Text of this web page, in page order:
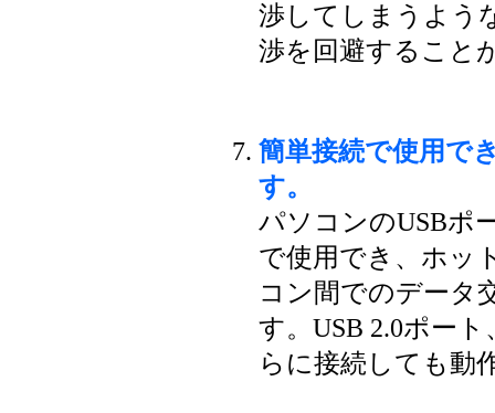
渉してしまうよう
渉を回避すること
簡単接続で使用で
す。
パソコンのUSBポ
で使用でき、ホッ
コン間でのデータ
す。USB 2.0ポー
らに接続しても動